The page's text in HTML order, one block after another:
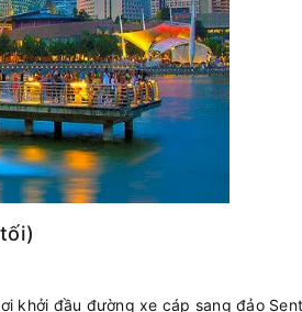
khởi đầu đường xe cáp sang đảo